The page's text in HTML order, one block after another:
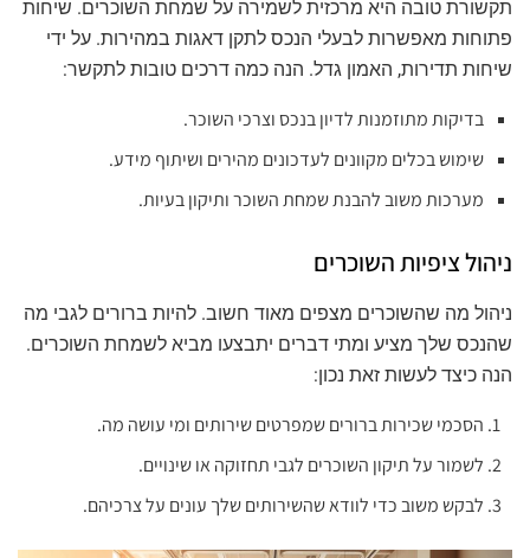
תקשורת טובה היא מרכזית לשמירה על שמחת השוכרים. שיחות
פתוחות מאפשרות לבעלי הנכס לתקן דאגות במהירות. על ידי
שיחות תדירות, האמון גדל. הנה כמה דרכים טובות לתקשר:
בדיקות מתוזמנות לדיון בנכס וצרכי השוכר.
שימוש בכלים מקוונים לעדכונים מהירים ושיתוף מידע.
מערכות משוב להבנת שמחת השוכר ותיקון בעיות.
ניהול ציפיות השוכרים
ניהול מה שהשוכרים מצפים מאוד חשוב. להיות ברורים לגבי מה
שהנכס שלך מציע ומתי דברים יתבצעו מביא לשמחת השוכרים.
הנה כיצד לעשות זאת נכון:
הסכמי שכירות ברורים שמפרטים שירותים ומי עושה מה.
לשמור על תיקון השוכרים לגבי תחזוקה או שינויים.
לבקש משוב כדי לוודא שהשירותים שלך עונים על צרכיהם.